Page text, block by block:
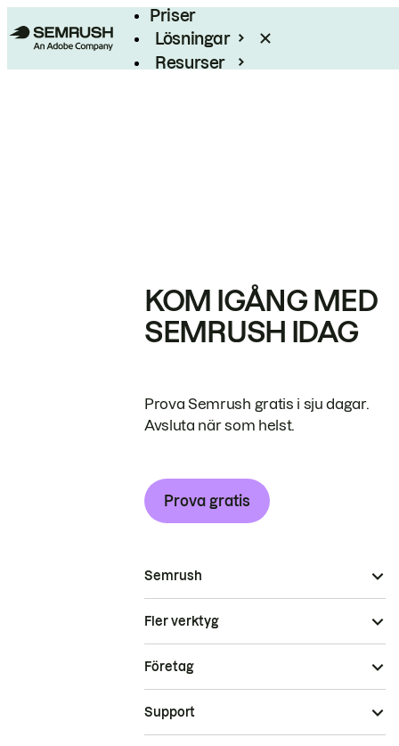
Priser
Lösningar
Resurser
KOM IGÅNG MED
SEMRUSH IDAG
Prova Semrush gratis i sju dagar.
Avsluta när som helst.
Prova gratis
Semrush
Fler verktyg
Företag
Support